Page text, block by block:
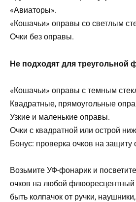
«Авиаторы».
«Кошачьи» оправы со светлым
Очки без оправы.
Не подходят для треугольной
«Кошачьи» оправы с темным
Квадратные, прямоугольные
Узкие и маленькие оправы.
Очки с квадратной или острой
Бонус: проверка очков на защиту
Возьмите УФ-фонарик и
очков на любой
быть колпачок от ручки,